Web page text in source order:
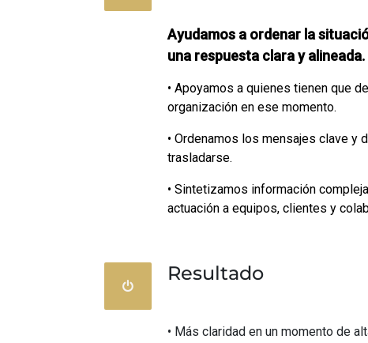
Ayudamos a ordenar la
una respuesta clara y alineada.
• Apoyamos a quienes tienen que
organización en ese momento.
• Ordenamos los mensajes clave y
trasladarse.
• Sintetizamos información
actuación a equipos, clientes y
Resultado
• Más claridad en un momento de